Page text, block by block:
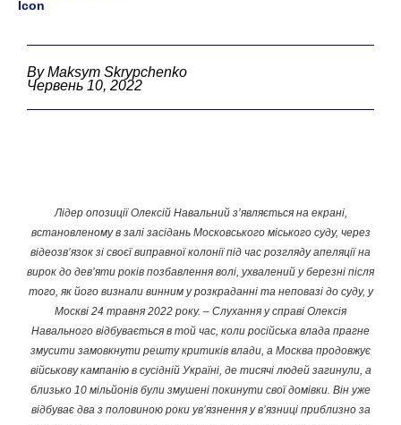
By Maksym Skrypchenko
Червень 10, 2022
Лідер опозиції Олексій Навальний з’являється на екрані,
встановленому в залі засідань Московського міського суду, через
відеозв’язок зі своєї виправної колонії під час розгляду апеляції на
вирок до дев’яти років позбавлення волі, ухвалений у березні після
того, як його визнали винним у розкраданні та неповазі до суду, у
Москві 24 травня 2022 року. – Слухання у справі Олексія
Навального відбувається в той час, коли російська влада прагне
змусити замовкнути решту критиків влади, а Москва продовжує
військову кампанію в сусідній Україні, де тисячі людей загинули, а
близько 10 мільйонів були змушені покинути свої домівки. Він уже
відбуває два з половиною роки ув’язнення у в’язниці приблизно за